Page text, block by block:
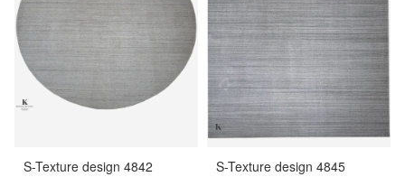
S-Texture design 4842 S-Texture design 4845